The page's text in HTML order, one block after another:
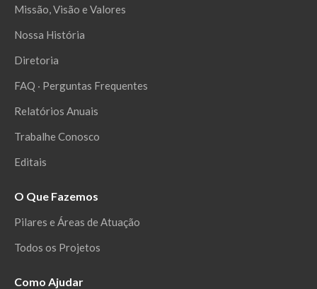
Missão, Visão e Valores
Nossa História
Diretoria
FAQ ‧ Perguntas Frequentes
Relatórios Anuais
Trabalhe Conosco
Editais
O Que Fazemos
Pilares e Áreas de Atuação
Todos os Projetos
Como Ajudar